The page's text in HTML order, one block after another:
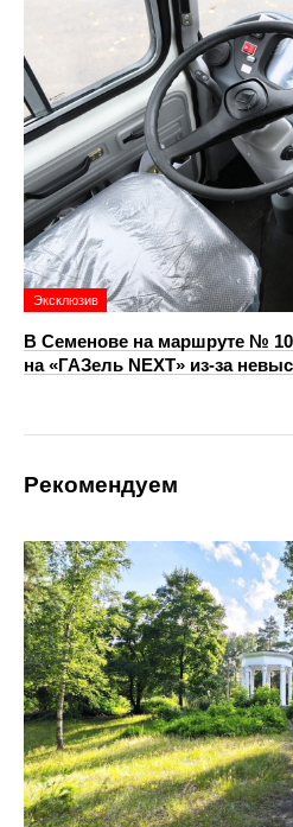
Эксклюзив
В Семенове на маршруте №
на «ГАЗель NEXT» из‑за
Рекомендуем